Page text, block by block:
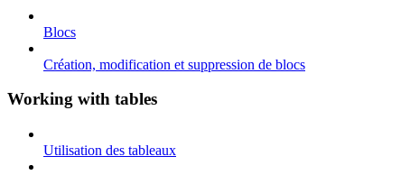
Blocs
Création, modification et suppression de blocs
Working with tables
Utilisation des tableaux